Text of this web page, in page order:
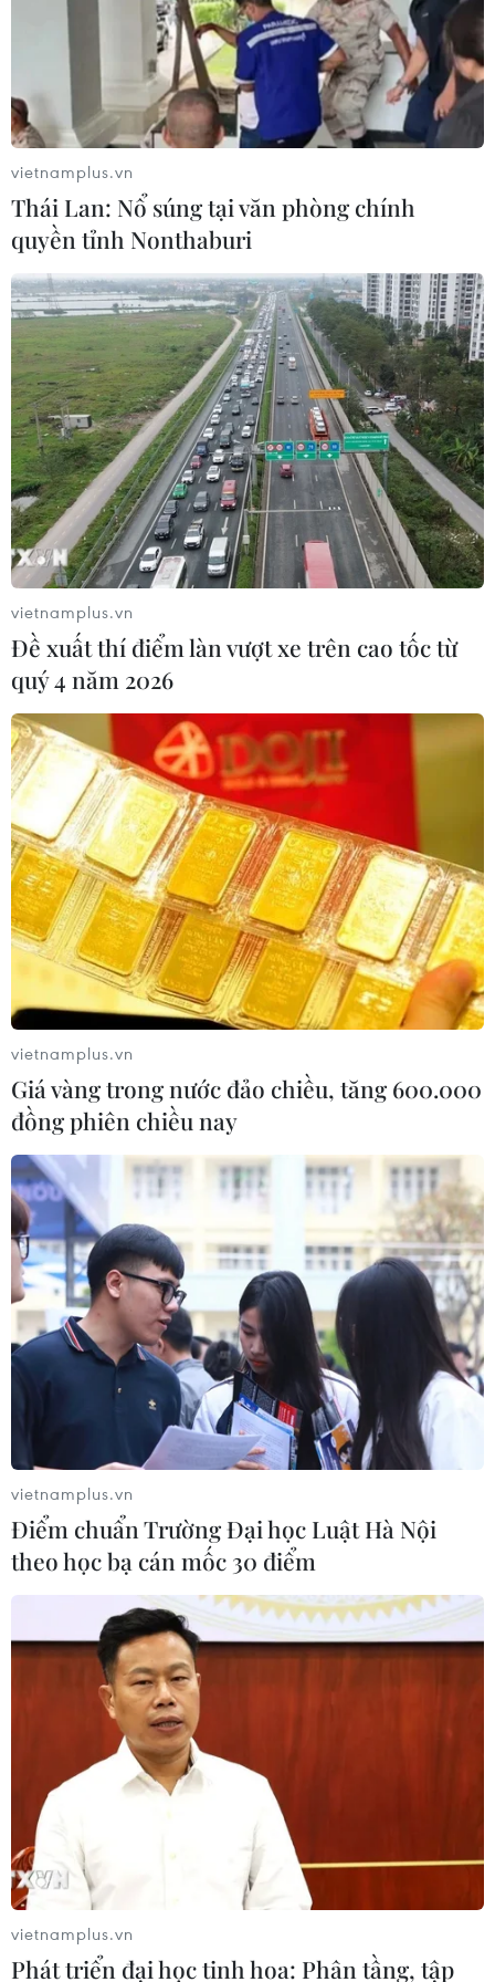
tình nghĩa, cùng hàng vạn suất học bổng, quà
tình nghĩa tới các gia đình thương binh, liệt sỹ,
người có công với Cách mạng tại nhiều địa
phương trong cả nước./.
#Chương trình nghệ thuật đặc biệt
#Màu hoa đỏ
#Ban Tuyên giáo Trung ương
#Uống nước nhớ nguồn
TP. Hà Nội
Theo dõi VietnamPlus
TIN LIÊN QUAN
Chủ tịch nước dự kỷ niệm Ngày Thương
binh, Liệt sỹ tại Côn Đảo
19/07/2023 12:59
Sáng 19/7, tại Nghĩa trang Hàng Dương, Chủ tịch nước
Võ Văn Thưởng và đoàn đã thành kính dâng hương,
mạng, đồng bào yêu nước đã anh dũng hy sinh.
"Bản hùng ca bất diệt" tại hai điểm
cầu Bà Rịa-Vũng Tàu và Điện Biên
vietnamplus.vn
Thái Lan: Nổ súng tại văn phòng chính
quyền tỉnh Nonthaburi
vietnamplus.vn
Đề xuất thí điểm làn vượt xe trên cao tốc từ
quý 4 năm 2026
vietnamplus.vn
Giá vàng trong nước đảo chiều, tăng 600.000
đồng phiên chiều nay
vietnamplus.vn
Điểm chuẩn Trường Đại học Luật Hà Nội
theo học bạ cán mốc 30 điểm
vietnamplus.vn
Phát triển đại học tinh hoa: Phân tầng, tập